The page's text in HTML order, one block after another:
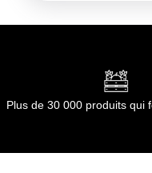
Kilojoules
dont Acides
Plus de 30 000 produits qui